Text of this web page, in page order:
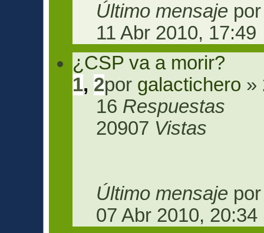
Último mensaje
11 Abr 2010, 17:49
¿CSP va a morir?
1, 2por galactichero »
16 Respuestas
20907 Vistas
Último mensaje
07 Abr 2010, 20:34